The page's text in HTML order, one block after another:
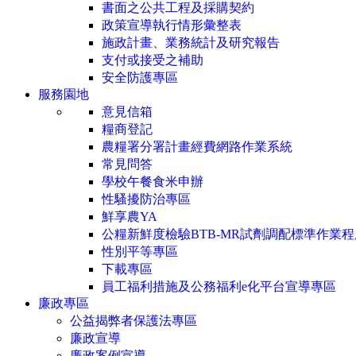
書面之公共工程及採購契約
政策宣導執行情形彙整表
施政計畫、業務統計及研究報告
支付或接受之補助
安全防護專區
服務園地
意見信箱
糧商登記
農糧署分署計畫經費網路作業系統
常見問答
學校午餐食米申辦
性騷擾防治專區
鮮享農YA
公糧新鮮度檢驗BTB-MR試劑調配標準作業
性別平等專區
下載專區
員工福利措施及公務福利e化平台宣導專區
廉政專區
公益揭弊者保護法專區
廉政宣導